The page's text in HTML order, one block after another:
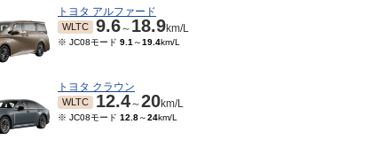
トヨタ アルファード
WLTC 9.6～ 18.9km/L
※ JC08モード 9.1 ～19.4km/L
トヨタ クラウン
WLTC 12.4～20km/L
※ JC08モード 12.8～24km/L